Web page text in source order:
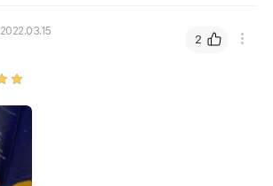
2022.03.15
2